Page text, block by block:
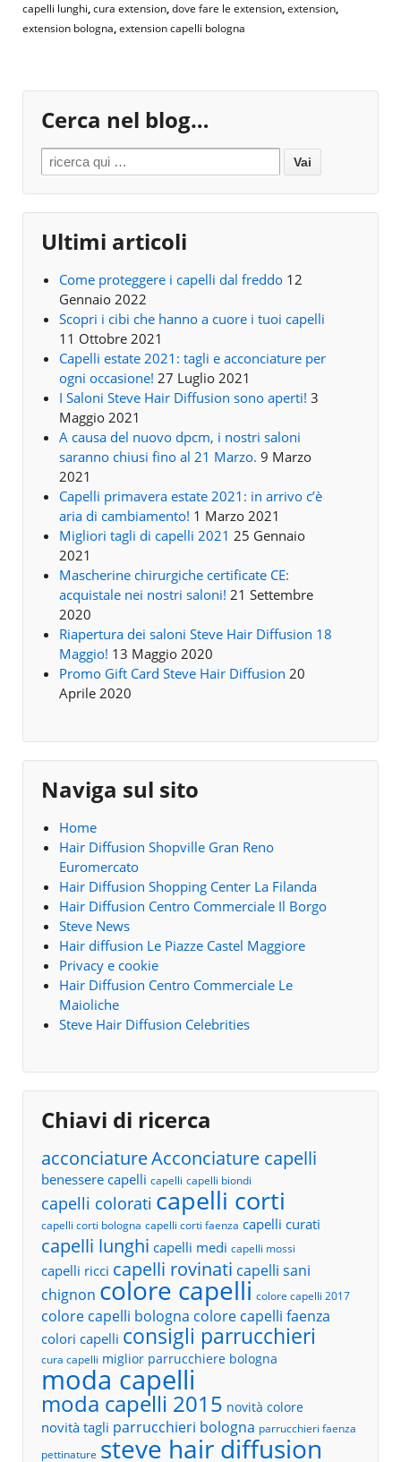
capelli lunghi,cura extension,dove fare le extension,extension,
extension bologna,extension capelli bologna
Cerca nel blog…
Search for:
Ultimi articoli
Come proteggere i capelli dal freddo 12
Gennaio 2022
Scopri i cibi che hanno a cuore i tuoi capelli
11 Ottobre 2021
Capelli estate 2021: tagli e acconciature per
ogni occasione! 27 Luglio 2021
I Saloni Steve Hair Diffusion sono aperti! 3
Maggio 2021
A causa del nuovo dpcm, i nostri saloni
saranno chiusi fino al 21 Marzo. 9 Marzo
2021
Capelli primavera estate 2021: in arrivo c’è
aria di cambiamento! 1 Marzo 2021
Migliori tagli di capelli 2021 25 Gennaio
2021
Mascherine chirurgiche certificate CE:
acquistale nei nostri saloni! 21 Settembre
2020
Riapertura dei saloni Steve Hair Diffusion 18
Maggio! 13 Maggio 2020
Promo Gift Card Steve Hair Diffusion 20
Aprile 2020
Naviga sul sito
Home
Hair Diffusion Shopville Gran Reno
Euromercato
Hair Diffusion Shopping Center La Filanda
Hair Diffusion Centro Commerciale Il Borgo
Steve News
Hair diffusion Le Piazze Castel Maggiore
Privacy e cookie
Hair Diffusion Centro Commerciale Le
Maioliche
Steve Hair Diffusion Celebrities
Chiavi di ricerca
acconciatureAcconciature capelli
benessere capelli capelli capelli biondi
capelli colorati capelli corti
capelli corti bologna capelli corti faenza capelli curati
capelli lunghi capelli medi capelli mossi
capelli ricci capelli rovinati capelli sani
chignon colore capelli colore capelli 2017
colore capelli bologna colore capelli faenza
colori capelli consigli parrucchieri
cura capelli miglior parrucchiere bologna
moda capelli
moda capelli 2015 novità colore
novità tagli parrucchieri bologna parrucchieri faenza
pettinature steve hair diffusion